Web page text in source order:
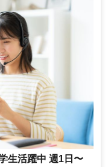
生活躍中 週1日〜